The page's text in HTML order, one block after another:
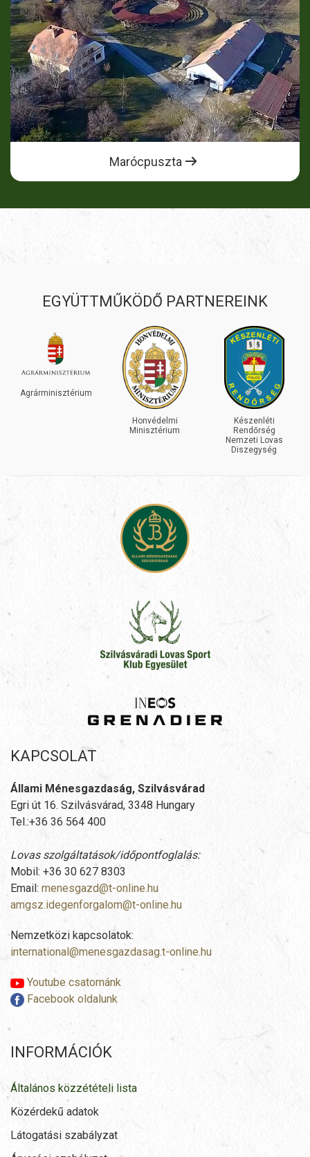
Marócpuszta
EGYÜTTMŰKÖDŐ PARTNEREINK
Agrárminisztérium
Honvédelmi
Minisztérium
Készenléti
Rendőrség
Nemzeti Lovas
Diszegység
KAPCSOLAT
Állami Ménesgazdaság, Szilvásvárad
Egri út 16. Szilvásvárad, 3348 Hungary
Tel.:+36 36 564 400
Lovas szolgáltatások/időpontfoglalás:
Mobil: +36 30 627 8303
Email: menesgazd@t-online.hu
amgsz.idegenforgalom@t-online.hu
Nemzetközi kapcsolatok:
international@menesgazdasag.t-online.hu
Youtube csatornánk
Facebook oldalunk
INFORMÁCIÓK
Általános közzétételi lista
Közérdekű adatok
Látogatási szabályzat